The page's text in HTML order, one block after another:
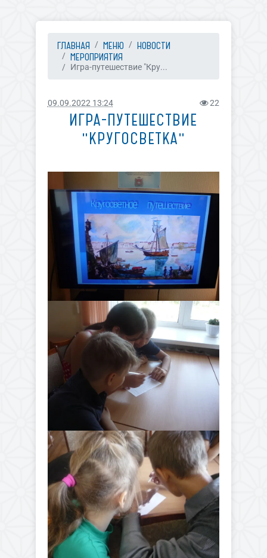
ГЛАВНАЯ МЕНЮ
НОВОСТИ
МЕРОПРИЯТИЯ
Игра-путешествие "Кру...
09.09.2022 13:24 22
ИГРА-ПУТЕШЕСТВИЕ
"КРУГОСВЕТКА"